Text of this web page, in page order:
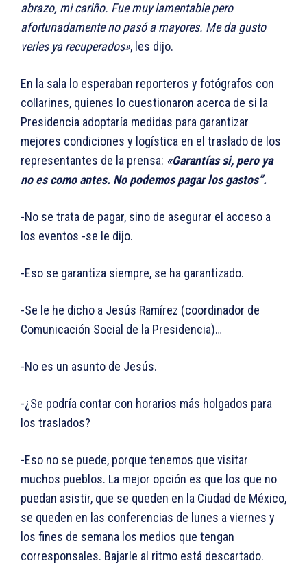
abrazo, mi cariño. Fue muy lamentable pero
afortunadamente no pasó a mayores. Me da gusto
verles ya recuperados», les dijo.
En la sala lo esperaban reporteros y fotógrafos con
collarines, quienes lo cuestionaron acerca de si la
Presidencia adoptaría medidas para garantizar
mejores condiciones y logística en el traslado de los
representantes de la prensa: «Garantías si, pero ya
no es como antes. No podemos pagar los gastos”.
-No se trata de pagar, sino de asegurar el acceso a
los eventos -se le dijo.
-Eso se garantiza siempre, se ha garantizado.
-Se le he dicho a Jesús Ramírez (coordinador de
Comunicación Social de la Presidencia)…
-No es un asunto de Jesús.
-¿Se podría contar con horarios más holgados para
los traslados?
-Eso no se puede, porque tenemos que visitar
muchos pueblos. La mejor opción es que los que no
puedan asistir, que se queden en la Ciudad de México,
se queden en las conferencias de lunes a viernes y
los fines de semana los medios que tengan
corresponsales. Bajarle al ritmo está descartado.